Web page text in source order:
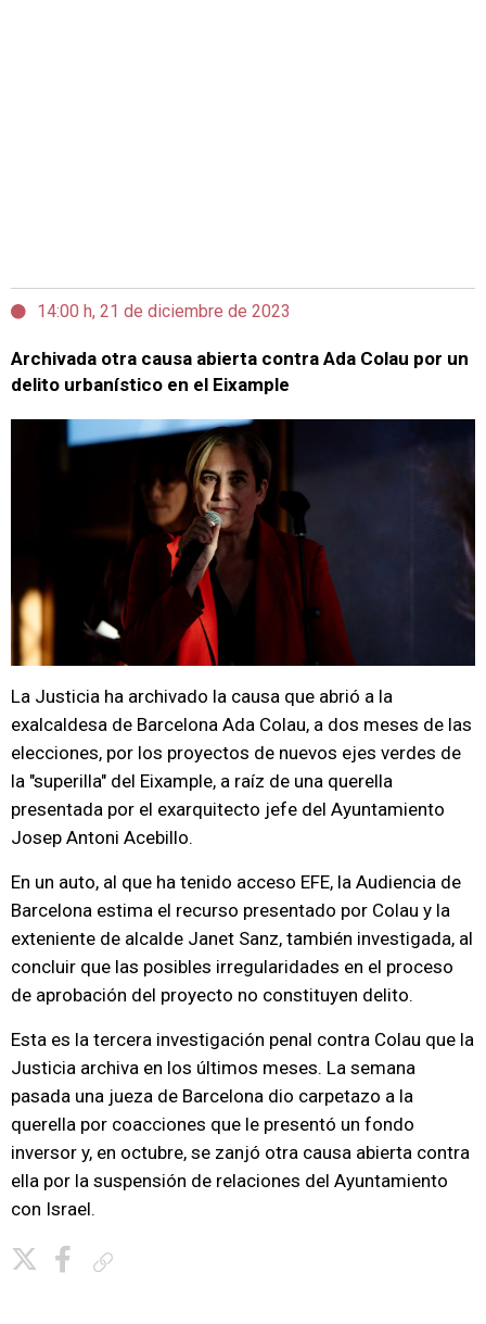
14:00 h, 21 de diciembre de 2023
Archivada otra causa abierta contra Ada Colau por un
delito urbanístico en el Eixample
La Justicia ha archivado la causa que abrió a la
exalcaldesa de Barcelona Ada Colau, a dos meses de las
elecciones, por los proyectos de nuevos ejes verdes de
la "superilla" del Eixample, a raíz de una querella
presentada por el exarquitecto jefe del Ayuntamiento
Josep Antoni Acebillo.
En un auto, al que ha tenido acceso EFE, la Audiencia de
Barcelona estima el recurso presentado por Colau y la
exteniente de alcalde Janet Sanz, también investigada, al
concluir que las posibles irregularidades en el proceso
de aprobación del proyecto no constituyen delito.
Esta es la tercera investigación penal contra Colau que la
Justicia archiva en los últimos meses. La semana
pasada una jueza de Barcelona dio carpetazo a la
querella por coacciones que le presentó un fondo
inversor y, en octubre, se zanjó otra causa abierta contra
ella por la suspensión de relaciones del Ayuntamiento
con Israel.